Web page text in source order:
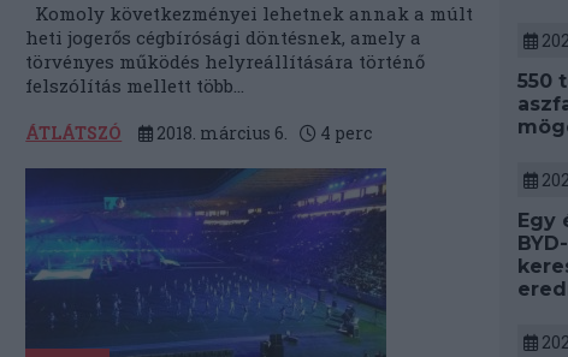
Komoly következményei lehetnek annak a múlt
heti jogerős cégbírósági döntésnek, amely a
törvényes működés helyreállítására történő
felszólítás mellett több...
ÁTLÁTSZÓ 2018. március 6. 4 perc
550
Egy